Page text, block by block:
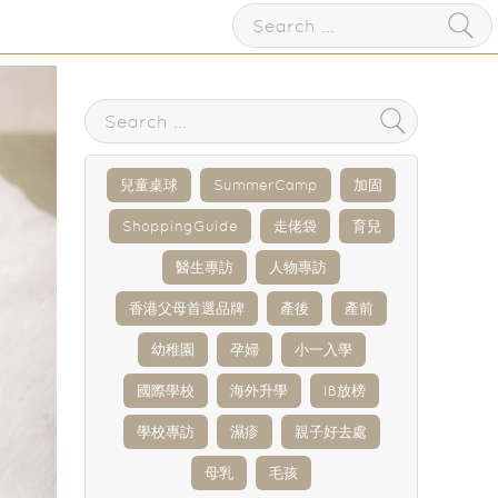
兒童桌球 SummerCamp 加固
ShoppingGuide 走佬袋 育兒
醫生專訪 人物專訪
香港父母首選品牌 產後 產前
幼稚園 孕婦 小一入學
國際學校 海外升學 IB放榜
學校專訪 濕疹 親子好去處
母乳 毛孩